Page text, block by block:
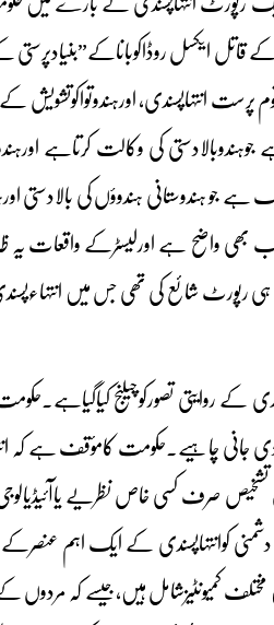
رپورٹ انتہاپسندی کے بارے میں
قاتل ایکسل
میں بدامنی کے بعدہندوقوم پرست انتہاپسندی،
جوہندوبالادستی کی وکالت کرتاہے
ہے جو ہندوستانی ہندوؤں کی بالادستی
اب بھی واضح ہے اورلیسٹرکے واقعات
ہی رپورٹ شائع کی تھی جس میں
کے روایتی تصورکوچیلنج
جانی چاہیے۔حکومت کامؤقف ہے کہ
صرف کسی خاص نظریے یاآئیڈیالوجی
کوانتہاپسندی کے ایک اہم
کمیونٹیزشامل ہیں،جیسے کہ